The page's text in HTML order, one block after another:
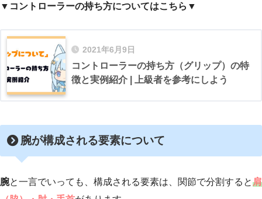
▼コントローラーの持ち方についてはこちら▼
2021年6月9日
コントローラーの持ち方（グリップ）の特
徴と実例紹介 | 上級者を参考にしよう
腕が構成される要素について
腕と一言でいっても、構成される要素は、関節で分割すると肩